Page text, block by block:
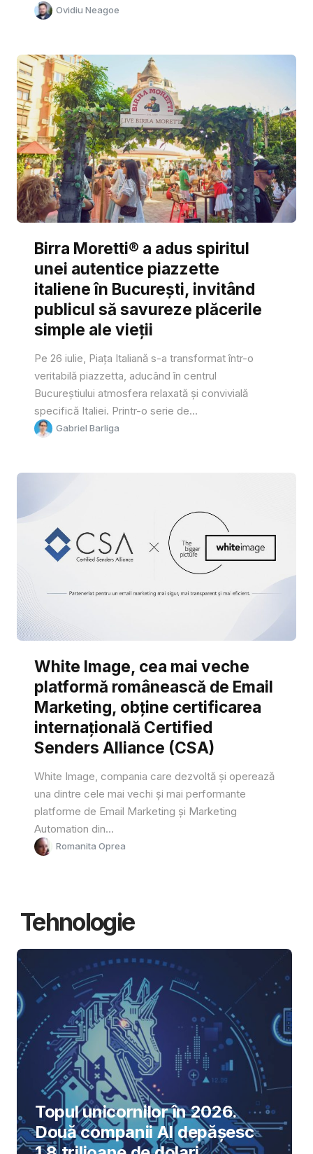
Ovidiu Neagoe
Birra Moretti® a adus spiritul
unei autentice piazzette
italiene în București, invitând
publicul să savureze plăcerile
simple ale vieții
Pe 26 iulie, Piața Italiană s-a transformat într-o
veritabilă piazzetta, aducând în centrul
Bucureștiului atmosfera relaxată și convivială
specifică Italiei. Printr-o serie de...
Gabriel Barliga
White Image, cea mai veche
platformă românească de Email
Marketing, obține certificarea
internațională Certified
Senders Alliance (CSA)
White Image, compania care dezvoltă și operează
una dintre cele mai vechi și mai performante
platforme de Email Marketing și Marketing
Automation din...
Romanita Oprea
Tehnologie
Topul unicornilor în 2026.
Două companii AI depășesc